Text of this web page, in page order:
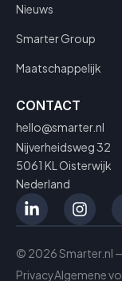
Nieuws
Smarter Group
Maatschappelijk
CONTACT
hello@smarter.nl
Nijverheidsweg 32
5061 KL Oisterwijk
Nederland
© 2026 Smarter.nl
PrivacyAlgemene